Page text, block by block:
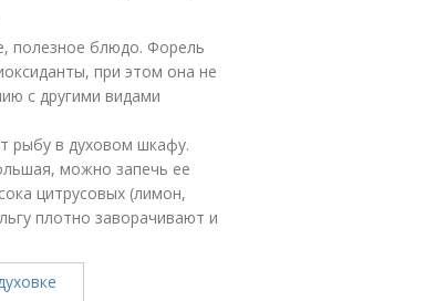
полезное блюдо. Форель
при этом она не
с другими видами
рыбу в духовом шкафу.
можно запечь ее
цитрусовых (лимон,
плотно заворачивают и